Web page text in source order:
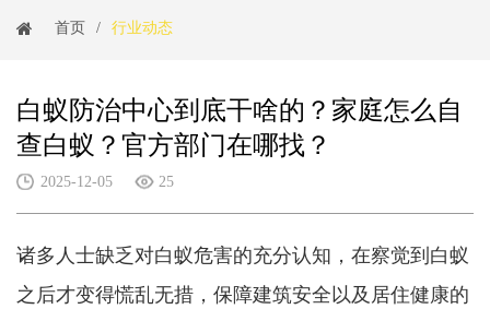
首页 / 行业动态
白蚁防治中心到底干啥的？家庭怎么自
查白蚁？官方部门在哪找？
2025-12-05 25
诸多人士缺乏对白蚁危害的充分认知，在察觉到白蚁
之后才变得慌乱无措，保障建筑安全以及居住健康的